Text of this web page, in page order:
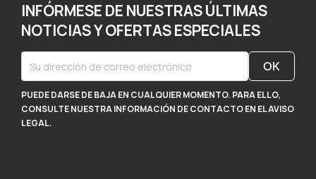
INFÓRMESE DE NUESTRAS ÚLTIMAS
NOTICIAS Y OFERTAS ESPECIALES
PUEDE DARSE DE BAJA EN CUALQUIER MOMENTO. PARA ELLO,
CONSULTE NUESTRA INFORMACIÓN DE CONTACTO EN EL AVISO
LEGAL.